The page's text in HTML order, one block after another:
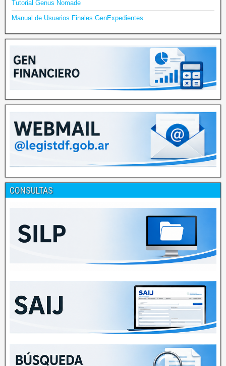
Tutorial Genus Nomade
Manual de Usuarios Finales GenExpedientes
CONSULTAS